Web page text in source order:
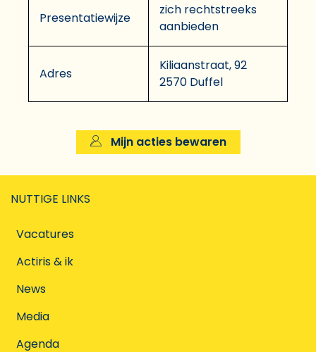
Presentatiewijze
zich rechtstreeks
aanbieden
Adres
Kiliaanstraat, 92
2570 Duffel
Mijn acties bewaren
NUTTIGE LINKS
Vacatures
Actiris & ik
News
Media
Agenda